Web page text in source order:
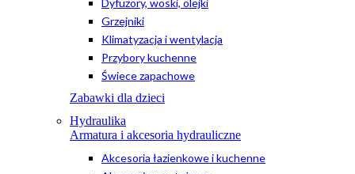
Grzejniki
Klimatyzacja i wentylacja
Przybory kuchenne
Świece zapachowe
Zabawki dla dzieci
Hydraulika
Armatura i akcesoria hydrauliczne
Akcesoria łazienkowe i kuchenne